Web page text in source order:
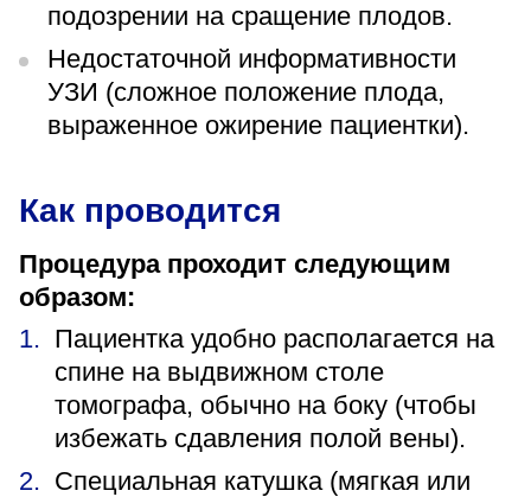
подозрении на сращение плодов.
Недостаточной информативности
УЗИ (сложное положение плода,
выраженное ожирение пациентки).
Как проводится
Процедура проходит следующим
образом:
Пациентка удобно располагается на
спине на выдвижном столе
томографа, обычно на боку (чтобы
избежать сдавления полой вены).
Специальная катушка (мягкая или